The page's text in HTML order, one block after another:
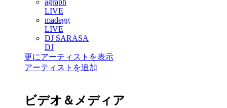
agraph
LIVE
madegg
LIVE
DJ SARASA
DJ
更にアーティストを表示
アーティストを追加
ビデオ＆メディア